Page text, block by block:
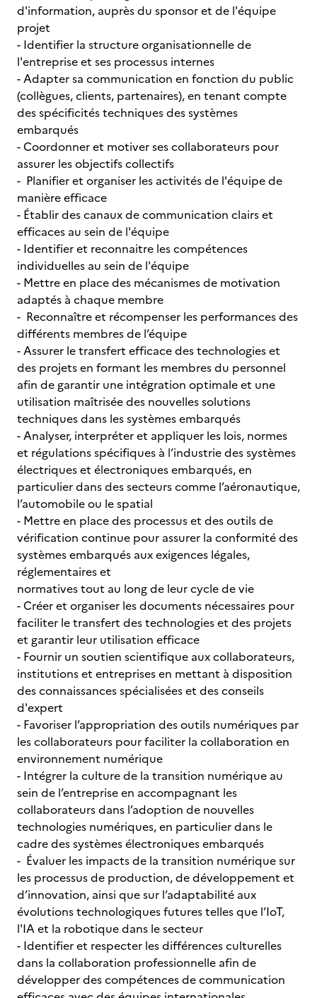
d'information, auprès du sponsor et de l'équipe
projet
- Identifier la structure organisationnelle de
l'entreprise et ses processus internes
- Adapter sa communication en fonction du public
(collègues, clients, partenaires), en tenant compte
des spécificités techniques des systèmes
embarqués
- Coordonner et motiver ses collaborateurs pour
assurer les objectifs collectifs
- Planifier et organiser les activités de l'équipe de
manière efficace
- Établir des canaux de communication clairs et
efficaces au sein de l'équipe
- Identifier et reconnaitre les compétences
individuelles au sein de l'équipe
- Mettre en place des mécanismes de motivation
adaptés à chaque membre
- Reconnaître et récompenser les performances des
différents membres de l’équipe
- Assurer le transfert efficace des technologies et
des projets en formant les membres du personnel
afin de garantir une intégration optimale et une
utilisation maîtrisée des nouvelles solutions
techniques dans les systèmes embarqués
- Analyser, interpréter et appliquer les lois, normes
et régulations spécifiques à l’industrie des systèmes
électriques et électroniques embarqués, en
particulier dans des secteurs comme l’aéronautique,
l’automobile ou le spatial
- Mettre en place des processus et des outils de
vérification continue pour assurer la conformité des
systèmes embarqués aux exigences légales,
réglementaires et
normatives tout au long de leur cycle de vie
- Créer et organiser les documents nécessaires pour
faciliter le transfert des technologies et des projets
et garantir leur utilisation efficace
- Fournir un soutien scientifique aux collaborateurs,
institutions et entreprises en mettant à disposition
des connaissances spécialisées et des conseils
d'expert
- Favoriser l’appropriation des outils numériques par
les collaborateurs pour faciliter la collaboration en
environnement numérique
- Intégrer la culture de la transition numérique au
sein de l’entreprise en accompagnant les
collaborateurs dans l’adoption de nouvelles
technologies numériques, en particulier dans le
cadre des systèmes électroniques embarqués
- Évaluer les impacts de la transition numérique sur
les processus de production, de développement et
d’innovation, ainsi que sur l’adaptabilité aux
évolutions technologiques futures telles que l’IoT,
l'IA et la robotique dans le secteur
- Identifier et respecter les différences culturelles
dans la collaboration professionnelle afin de
développer des compétences de communication